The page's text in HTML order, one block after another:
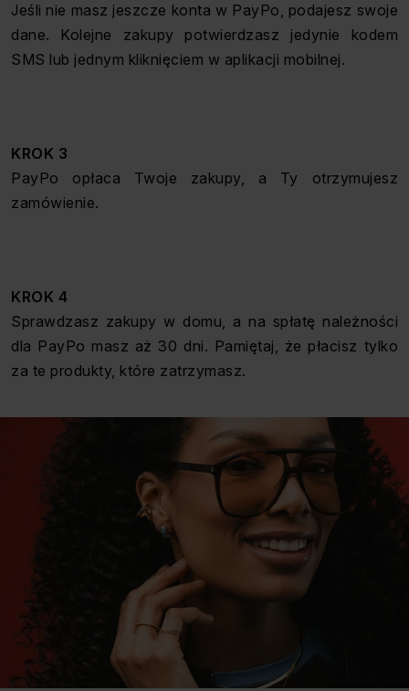
Jeśli nie masz jeszcze konta w PayPo, podajesz swoje
dane. Kolejne zakupy potwierdzasz jedynie kodem
SMS lub jednym kliknięciem w aplikacji mobilnej.
KROK 3
PayPo opłaca Twoje zakupy, a Ty otrzymujesz
zamówienie.
KROK 4
Sprawdzasz zakupy w domu, a na spłatę należności
dla PayPo masz aż 30 dni. Pamiętaj, że płacisz tylko
za te produkty, które zatrzymasz.